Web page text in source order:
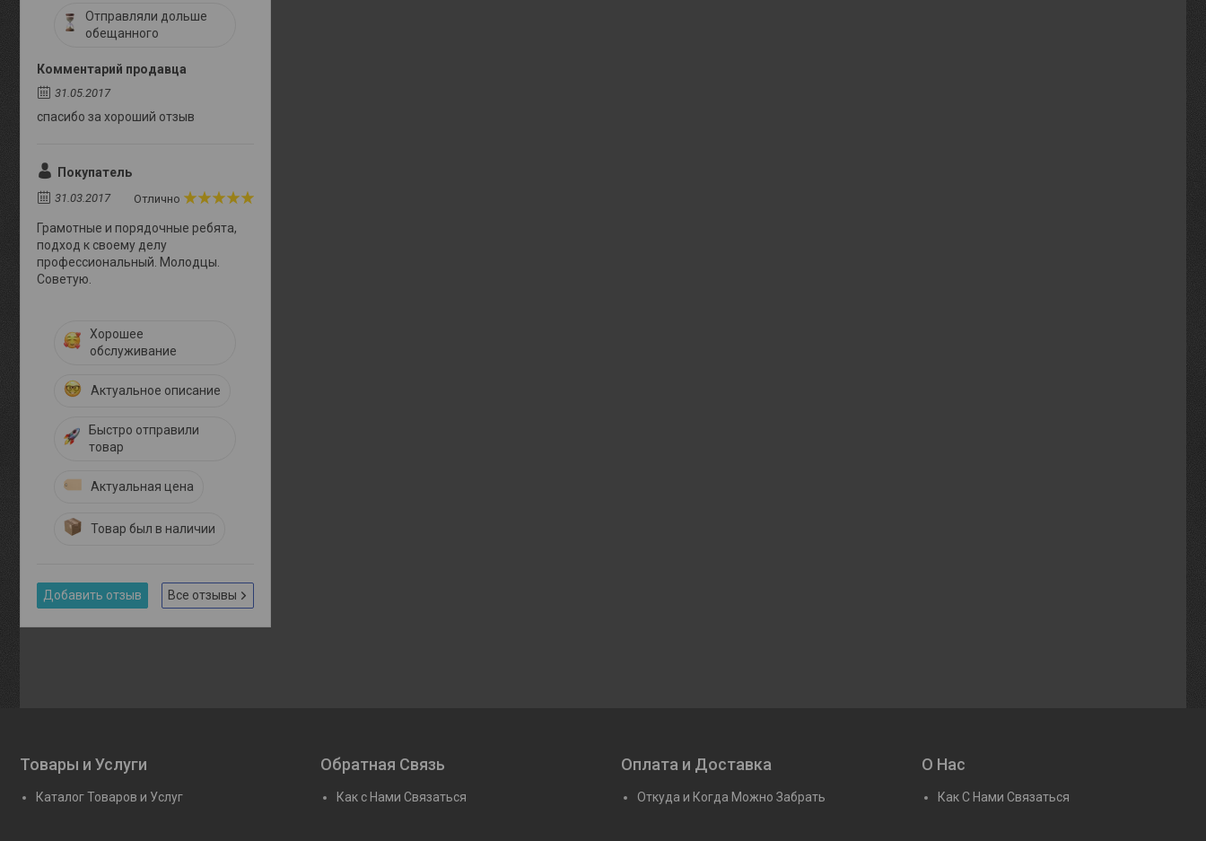
Отправляли дольше
обещанного
Комментарий продавца
31.05.2017
спасибо за хороший отзыв
Покупатель
31.03.2017 Отлично
Грамотные и порядочные ребята,
подход к своему делу
профессиональный. Молодцы.
Советую.
Хорошее
обслуживание
Актуальное описание
Быстро отправили
товар
Актуальная цена
Товар был в наличии
Добавить отзыв Все отзывы
Товары и Услуги
Каталог Товаров и Услуг
Обратная Связь
Как с Нами Связаться
Оплата и Доставка
Откуда и Когда Можно Забрать
О Нас
Как С Нами Связаться